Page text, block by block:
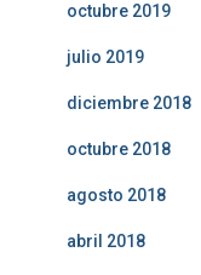
octubre 2019
julio 2019
diciembre 2018
octubre 2018
agosto 2018
abril 2018